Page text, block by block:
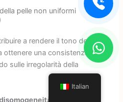
pelle non uniformi
a rendere il tono della
ottenere una consistenza
sulle irregolarità della
Italian